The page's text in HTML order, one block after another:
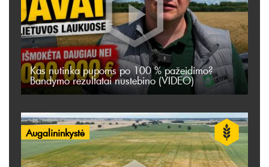
Kas nutinka pupoms po 100 % pažeidimo?
Bandymo rezultatai nustebino (VIDEO)
Augalininkystė